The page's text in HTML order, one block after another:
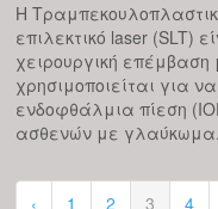
Η
επιλεκτικό laser (SLT)
χειρουργική επέμβαση
χρησιμοποιείται για
ενδοφθάλμια πίεση
ασθενών με
‹ 1 2 3 4